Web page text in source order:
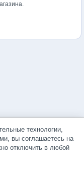
технологии,
вы соглашаетесь на
отключить в любой